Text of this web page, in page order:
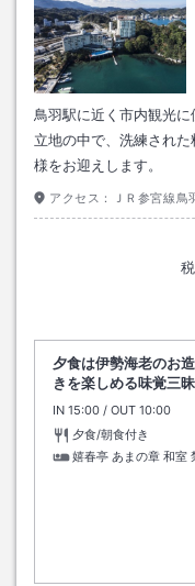
鳥羽駅に近く市内観光
立地の中で、洗練され
様をお迎えします。
アクセス： ＪＲ参宮線
夕食は伊勢海老のお
きを楽しめる味覚三
IN チェックイン
15:00 / OUT チェック
10:00
夕食/朝食付き
嬉